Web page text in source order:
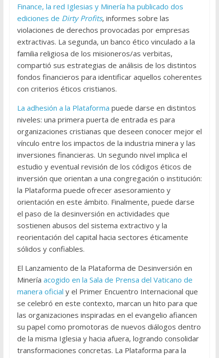
Finance, la red Iglesias y Minería ha publicado dos
ediciones de Dirty Profits, informes sobre las
violaciones de derechos provocadas por empresas
extractivas. La segunda, un banco ético vinculado a la
familia religiosa de los misioneros/as verbitas,
compartió sus estrategias de análisis de los distintos
fondos financieros para identificar aquellos coherentes
con criterios éticos cristianos.
La adhesión a la Plataforma puede darse en distintos
niveles: una primera puerta de entrada es para
organizaciones cristianas que deseen conocer mejor el
vínculo entre los impactos de la industria minera y las
inversiones financieras. Un segundo nivel implica el
estudio y eventual revisión de los códigos éticos de
inversión que orientan a una congregación o institución:
la Plataforma puede ofrecer asesoramiento y
orientación en este ámbito. Finalmente, puede darse
el paso de la desinversión en actividades que
sostienen abusos del sistema extractivo y la
reorientación del capital hacia sectores éticamente
sólidos y confiables.
El Lanzamiento de la Plataforma de Desinversión en
Minería acogido en la Sala de Prensa del Vaticano de
manera oficial y el Primer Encuentro Internacional que
se celebró en este contexto, marcan un hito para que
las organizaciones inspiradas en el evangelio afiancen
su papel como promotoras de nuevos diálogos dentro
de la misma Iglesia y hacia afuera, logrando consolidar
transformaciones concretas. La Plataforma para la